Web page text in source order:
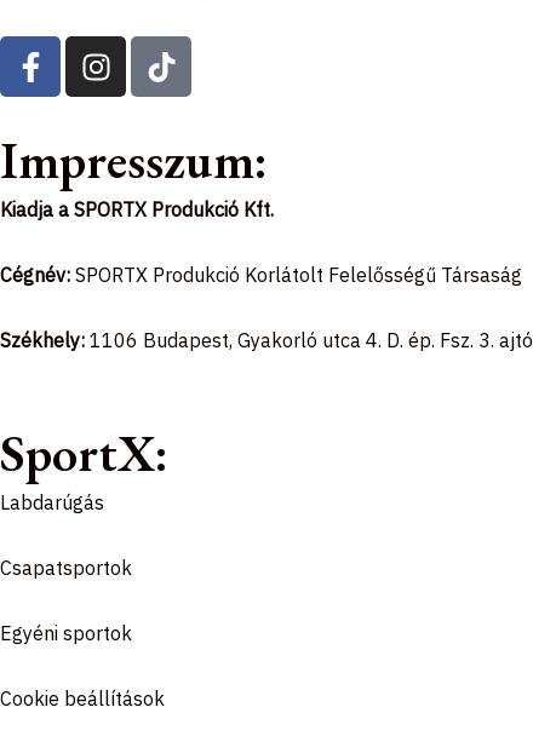
F
a
c
b
o
o
k
-
f
I
n
s
a
g
a
m
T
i
k
o
k
Impresszum:
Kiadja a SPORTX Produkció Kft.
Cégnév: SPORTX Produkció Korlátolt Felelősségű Társaság
Székhely: 1106 Budapest, Gyakorló utca 4. D. ép. Fsz. 3. ajtó
SportX:
Labdarúgás
Csapatsportok
Egyéni sportok
Cookie beállítások